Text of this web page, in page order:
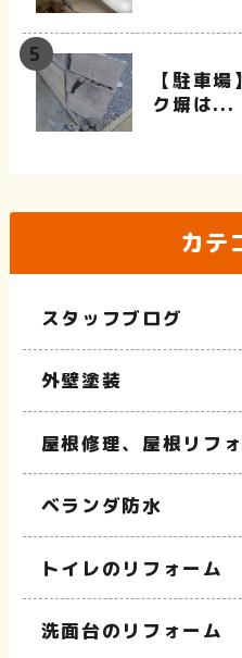
【駐車
ク塀は...
カテ
スタッフブログ
外壁塗装
屋根修理、屋根リフ
ベランダ防水
トイレのリフォーム
洗面台のリフォーム